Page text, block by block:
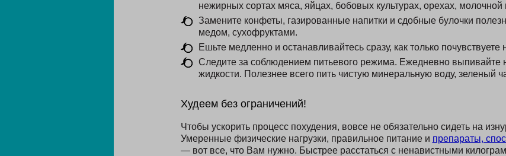
нежирных сортах мяса, яйцах, бобовых культурах, орехах, молочной
Замените конфеты, газированные напитки и сдобные булочки
медом, сухофруктами.
Ешьте медленно и останавливайтесь сразу, как только
Следите за соблюдением питьевого режима. Ежедневно выпивайте
жидкости. Полезнее всего пить чистую минеральную воду, зеленый
Худеем без ограничений!
Чтобы ускорить процесс похудения, вовсе не обязательно сидеть на
Умеренные физические нагрузки, правильное питание и препараты,
— вот все, что Вам нужно. Быстрее расстаться с ненавистными